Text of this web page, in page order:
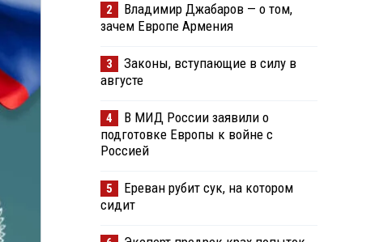
2
Владимир Джабаров — о том,
зачем Европе Армения
3
Законы, вступающие в силу в
августе
4
В МИД России заявили о
подготовке Европы к войне с
Россией
5
Ереван рубит сук, на котором
сидит